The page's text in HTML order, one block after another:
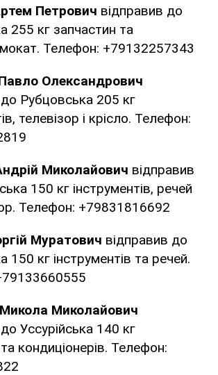
Петрович відправив до
255 кг запчастин та
Телефон: +79132257343
Олександрович
Рубцовська 205 кг
телевізор і крісло. Телефон:
Миколайович відправив
150 кг інструментів, речей
Телефон: +79831816692
Муратович відправив до
150 кг інструментів та речей.
Миколайович
Уссурійська 140 кг
кондиціонерів. Телефон: